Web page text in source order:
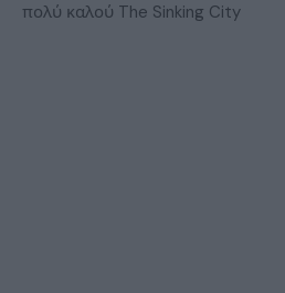
πολύ καλού The Sinking City